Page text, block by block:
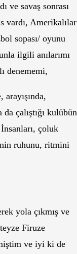
ve savaş sonrası
vardı, Amerikalılar
sopası/ oyunu
ilgili anılarımı
denememi,
çalıştığı kulübün
çoluk
ruhunu, ritmini
yola çıkmış ve
Firuze
ve iyi ki de